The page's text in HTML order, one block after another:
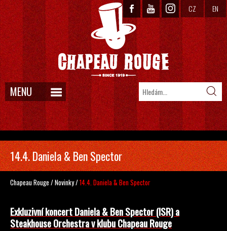
CZ EN
MENU
14.4. Daniela & Ben Spector
Chapeau Rouge /Novinky/14.4. Daniela & Ben Spector
Exkluzivní koncert Daniela & Ben Spector (ISR) a
Steakhouse Orchestra v klubu Chapeau Rouge